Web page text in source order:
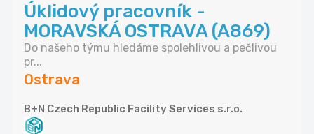
Úklidový pracovník -
MORAVSKÁ OSTRAVA (A869)
Do našeho týmu hledáme spolehlivou a pečlivou
pr...
Ostrava
B+N Czech Republic Facility Services s.r.o.